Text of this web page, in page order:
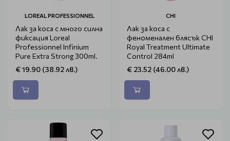
LOREAL PROFESSIONNEL
Лак за коса с много силна
фиксация Loreal
Professionnel Infinium
Pure Extra Strong 300ml.
€ 19.90 (38.92 лв.)
CHI
Лак за коса с
феноменален блясък CHI
Royal Treatment Ultimate
Control 284ml
€ 23.52 (46.00 лв.)